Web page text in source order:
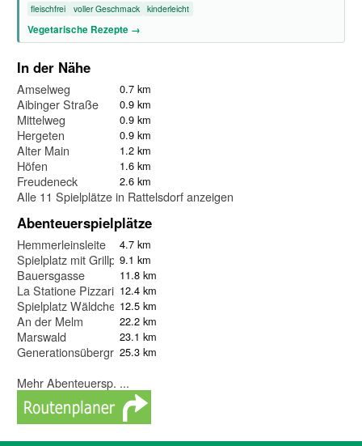
fleischfrei voller Geschmack kinderleicht
Vegetarische Rezepte →
In der Nähe
Amselweg 0.7 km
Aibinger Straße 0.9 km
Mittelweg 0.9 km
Hergeten 0.9 km
Alter Main 1.2 km
Höfen 1.6 km
Freudeneck 2.6 km
Alle 11 Spielplätze in Rattelsdorf anzeigen
Abenteuerspielplätze
Hemmerleinsleite 4.7 km
Spielplatz mit Grillplatz9.1 km
Bauersgasse 11.8 km
La Statione Pizzaria 12.4 km
Spielplatz Wäldchen12.5 km
An der Melm 22.2 km
Marswald 23.1 km
Generationsübergreifender Bewegungspark
25.3 km
Mehr Abenteuersp. ...